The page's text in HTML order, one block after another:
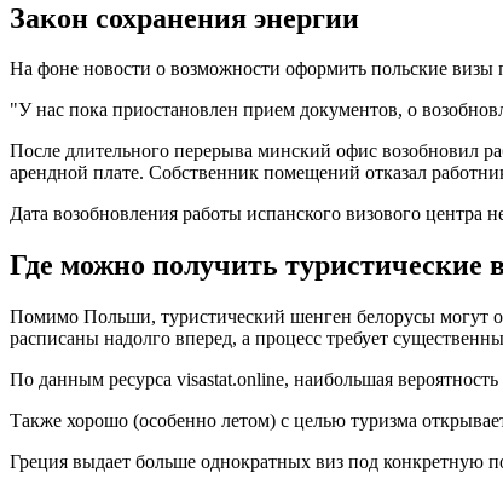
Закон сохранения энергии
На фоне новости о возможности оформить польские
"У нас пока приостановлен прием документов, о
После длительного перерыва минский офис возобновил
арендной плате. Собственник помещений отказал
Дата возобновления работы испанского визового центра
Где можно получить туристические
Помимо Польши, туристический шенген белорусы могут
расписаны надолго вперед, а процесс требует
По данным ресурса visastat.online, наибольшая
Также хорошо (особенно летом) с целью туризма
Греция выдает больше однократных виз под конкретную